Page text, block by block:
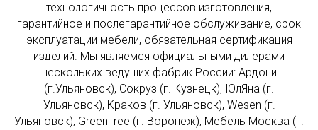
технологичность процессов изготовления,
гарантийное и послегарантийное обслуживание, срок
эксплуатации мебели, обязательная сертификация
изделий. Мы являемся официальными дилерами
нескольких ведущих фабрик России: Ардони
(г.Ульяновск), Сокруз (г. Кузнецк), ЮлЯна (г.
Ульяновск), Краков (г. Ульяновск), Wesen (г.
Ульяновск), GreenTree (г. Воронеж), Мебель Москва (г.